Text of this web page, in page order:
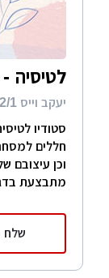
לטיסיה -
יעקב וייס 2/1 תל אביב 69124
סטודיו
חללים
וכן עיצובם
מתבצעת
שלח